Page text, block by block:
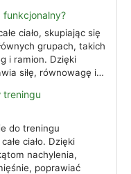
funkcjonalny?
ciało, skupiając się
grupach, takich
i ramion. Dzięki
siłę, równowagę i…
treningu
do treningu
ciało. Dzięki
nachylenia,
poprawiać